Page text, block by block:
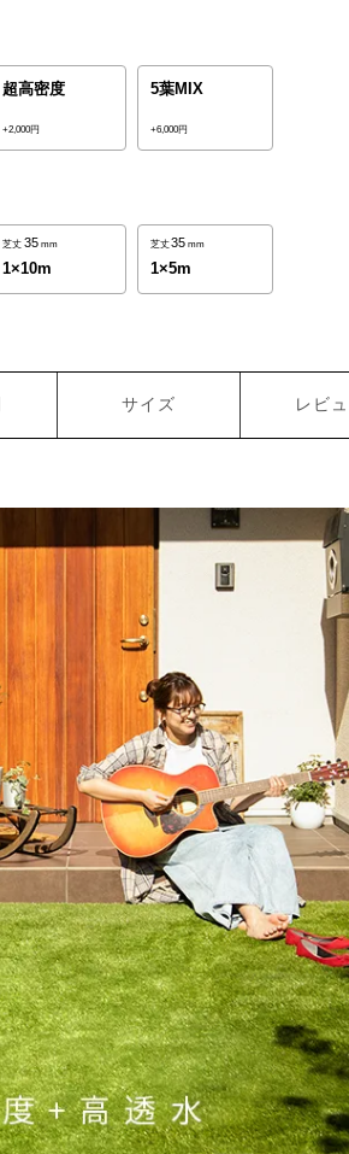
超高密度
+2,000円
5葉MIX
+6,000円
芝丈 35 mm
1×10m
芝丈35 mm
1×5m
サイズ レビ